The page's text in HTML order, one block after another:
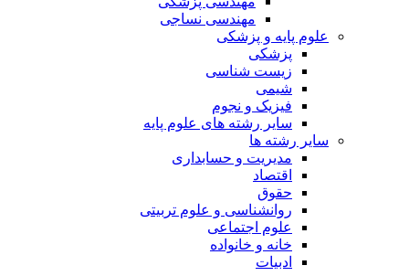
مهندسی نساجی
علوم پایه و پزشکی
پزشکی
زیست شناسی
شیمی
فیزیک و نجوم
سایر رشته های علوم پایه
سایر رشته ها
مدیریت و حسابداری
اقتصاد
حقوق
روانشناسی و علوم تربیتی
علوم اجتماعی
خانه و خانواده
ادبیات